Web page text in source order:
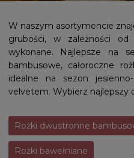
W naszym asortymencie
grubości, w zależności
wykonane. Najlepsze na
bambusowe, całoroczne
idealne na sezon
velvetem. Wybierz najlepszy
Rożki dwustronne
Rożki bawełniane